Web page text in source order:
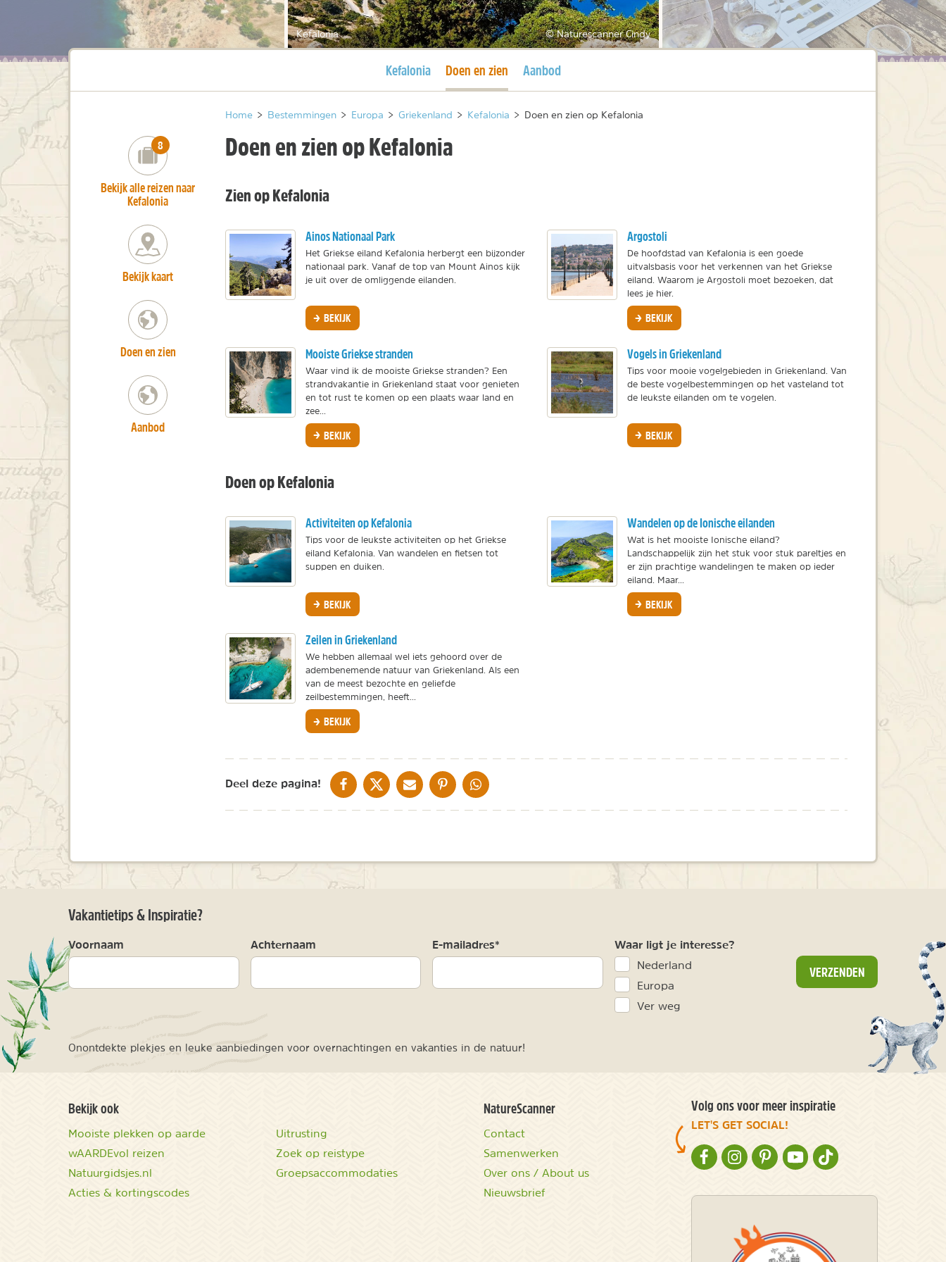
Kefalonia © Naturescanner Cindy
Huidige pagina
Kefalonia Huidige pagina
Doen en zien Aanbod
Home > Bestemmingen > Europa > Griekenland > Kefalonia > Doen en zien op Kefalonia
Doen en zien op Kefalonia
Zien op Kefalonia
Ainos Nationaal Park
Het Griekse eiland Kefalonia herbergt een bijzonder
nationaal park. Vanaf de top van Mount Ainos kijk
je uit over de omliggende eilanden.
BEKIJK
Argostoli
De hoofdstad van Kefalonia is een goede
uitvalsbasis voor het verkennen van het Griekse
eiland. Waarom je Argostoli moet bezoeken, dat
lees je hier.
BEKIJK
Mooiste Griekse stranden
Waar vind ik de mooiste Griekse stranden? Een
strandvakantie in Griekenland staat voor genieten
en tot rust te komen op een plaats waar land en
zee...
BEKIJK
Vogels in Griekenland
Tips voor mooie vogelgebieden in Griekenland. Van
de beste vogelbestemmingen op het vasteland tot
de leukste eilanden om te vogelen.
BEKIJK
Doen op Kefalonia
Activiteiten op Kefalonia
Tips voor de leukste activiteiten op het Griekse
eiland Kefalonia. Van wandelen en fietsen tot
suppen en duiken.
BEKIJK
Wandelen op de Ionische eilanden
Wat is het mooiste Ionische eiland?
Landschappelijk zijn het stuk voor stuk pareltjes en
er zijn prachtige wandelingen te maken op ieder
eiland. Maar...
BEKIJK
Zeilen in Griekenland
We hebben allemaal wel iets gehoord over de
adembenemende natuur van Griekenland. Als een
van de meest bezochte en geliefde
zeilbestemmingen, heeft...
BEKIJK
Deel deze pagina! DELEN OP FACEBOOK
DELEN OP XDELEN VIA DE MAIL
DELEN OP PINTEREST
DELEN OP WHATSAPP
number_of_trips:
8
Bekijk alle reizen naar
Kefalonia
Bekijk kaart
Doen en zien
Aanbod
Vakantietips & Inspiratie?
Voornaam Achternaam E-mailadres* Waar ligt je interesse?
Nederland
Europa
Ver weg
VERZENDEN
Onontdekte plekjes en leuke aanbiedingen voor overnachtingen en vakanties in de natuur!
Bekijk ook
Mooiste plekken op aarde
wAARDEvol reizen
Natuurgidsjes.nl
Acties & kortingscodes
Uitrusting
Zoek op reistype
Groepsaccommodaties
NatureScanner
Contact
Samenwerken
Over ons / About us
Nieuwsbrief
Volg ons voor meer inspiratie
LET'S GET SOCIAL!
NATURESCANNER OP FACEBOOK
NATURESCANNER OP INSTAGRAM
NATURESCANNER OP PINTEREST
NATURESCANNER OP YOUTUBE
NATURESCANNER OP